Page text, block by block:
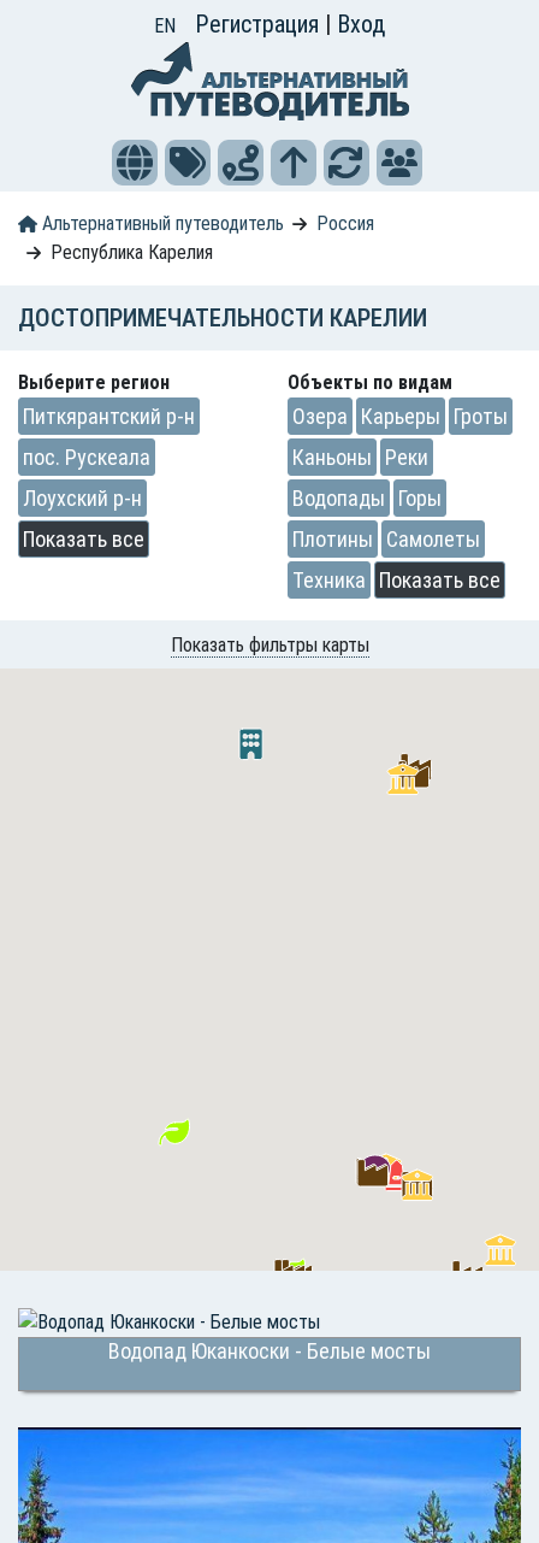
EN Регистрация | Вход
Альтернативный путеводитель
Россия
Республика Карелия
ДОСТОПРИМЕЧАТЕЛЬНОСТИ КАРЕЛИИ
Выберите регион
Питкярантский р-н
пос. Рускеала
Лоухский р-н
Показать все
Объекты по видам
Озера Карьеры
Гроты
Каньоны
Реки
Водопады
Горы
Плотины
Самолеты
Техника
Показать все
Показать фильтры карты
Водопад Юканкоски - Белые мосты